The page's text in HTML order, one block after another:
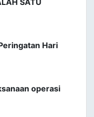
SATU
Hari
operasi